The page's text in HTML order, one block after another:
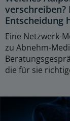
verschreiben?
Entscheidung
Eine Netzwerk-
zu Abnehm-
die für sie